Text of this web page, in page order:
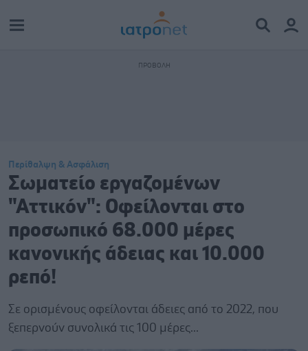
Περίθαλψη & Ασφάλιση
Σωματείο εργαζομένων
"Αττικόν": Οφείλονται στο
προσωπικό 68.000 μέρες
κανονικής άδειας και 10.000
ρεπό!
Σε ορισμένους οφείλονται άδειες από το 2022, που
ξεπερνούν συνολικά τις 100 μέρες...